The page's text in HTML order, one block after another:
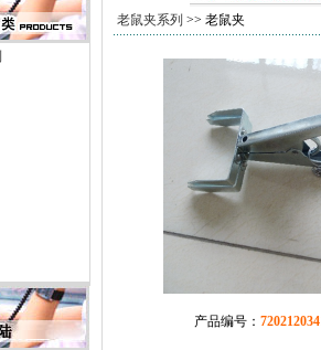
老鼠夹系列 >> 老鼠夹
产品编号：